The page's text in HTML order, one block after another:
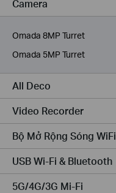
Dịch Vụ Viễn Thông
Camera
Omada 8MP Turret
Omada 5MP Turret
All Deco
Video Recorder
Bộ Mở Rộng Sóng WiFi
USB Wi-Fi & Bluetooth
5G/4G/3G Mi-Fi